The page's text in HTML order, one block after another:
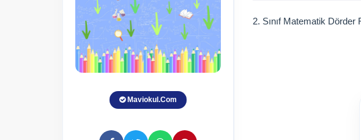
Maviokul.Com
2. Sınıf Matematik